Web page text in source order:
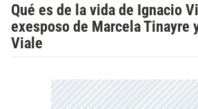
Qué es de la vida de Ignacio
exesposo de Marcela Tinayre
Viale